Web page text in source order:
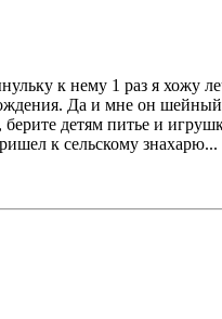
к нему 1 раз я хожу
Да и мне он
детям питье и
к сельскому знахарю...